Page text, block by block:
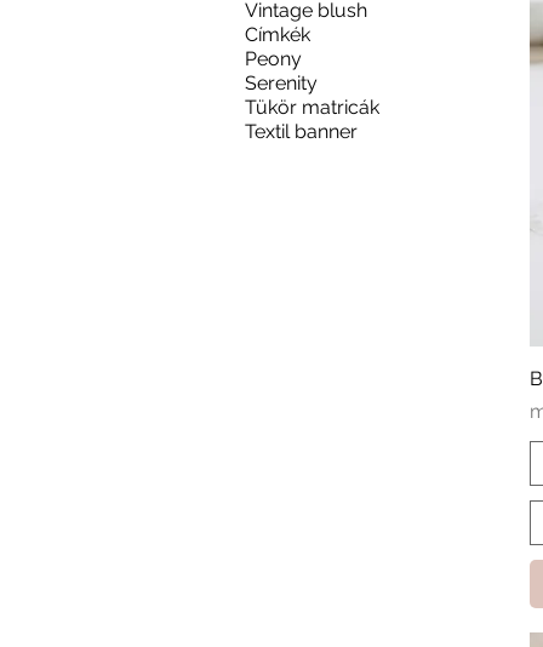
Vintage blush
Címkék
Peony
Serenity
Tükör matricák
Textil banner